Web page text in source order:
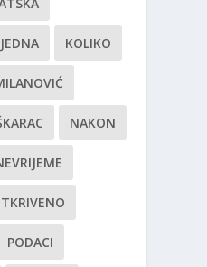
JEDNA KOLIKO
NAKON
PODACI